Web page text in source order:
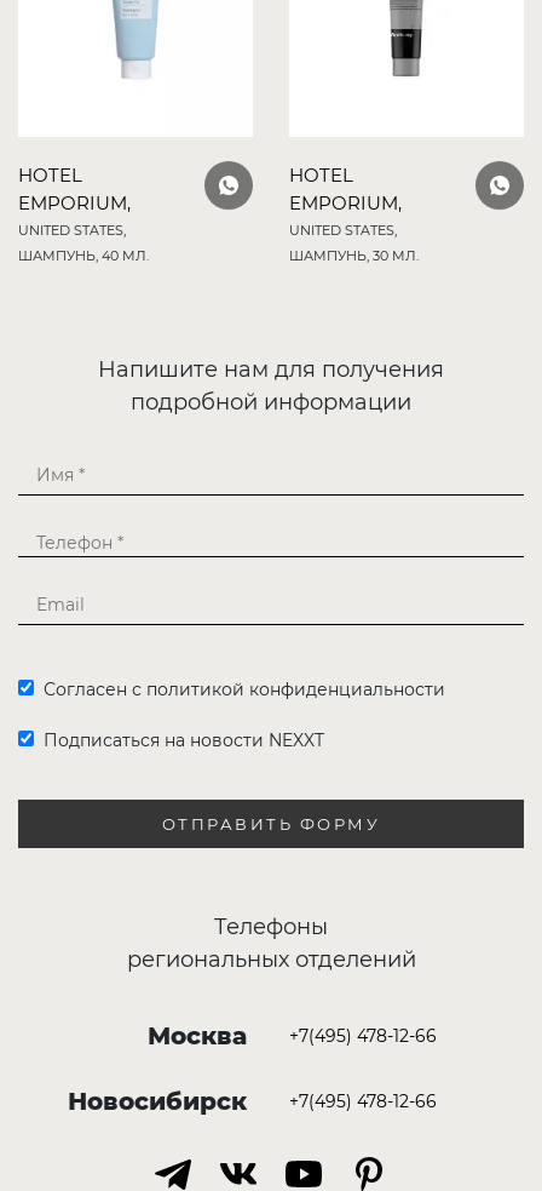
HOTEL
EMPORIUM,
UNITED STATES,
ШАМПУНЬ, 40 МЛ.
HOTEL
EMPORIUM,
UNITED STATES,
ШАМПУНЬ, 30 МЛ.
Напишите нам для получения
подробной информации
Согласен с политикой конфиденциальности
Подписаться на новости NEXXT
ОТПРАВИТЬ ФОРМУ
Телефоны
региональных отделений
Москва +7(495) 478-12-66
Новосибирск +7(495) 478-12-66